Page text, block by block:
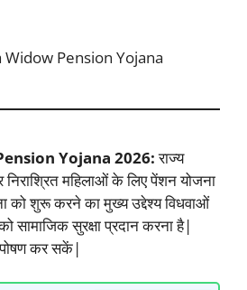
Yojana 2026:राज्य
निराश्रित महिलाओं के लिए पेंशन योजना
शुरू करने का मुख्य उद्देश्य विधवाओं
सामाजिक सुरक्षा प्रदान करना है|
कर सकें|